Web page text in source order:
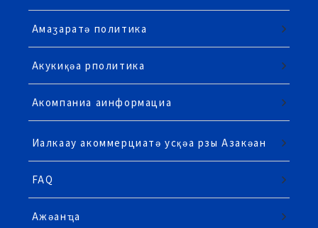
Амаӡаратә политика
Акукиқәа рполитика
Акомпаниа аинформациа
Иалкаау акоммерциатә усқәа рзы Азакәан
FAQ
Ажәанҵа